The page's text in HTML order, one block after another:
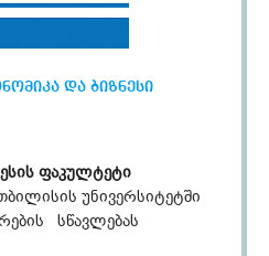
და ბიზნესი
ფაკულტეტი
უნივერსიტეტში
სწავლებას